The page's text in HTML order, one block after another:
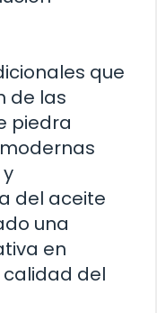
que
de las
piedra
del aceite
una
en
del